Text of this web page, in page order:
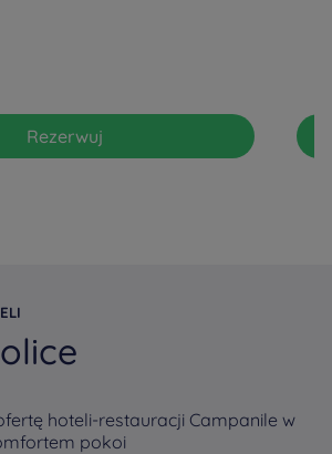
Rezerwuj
hoteli-restauracji Campanile w
pokoi